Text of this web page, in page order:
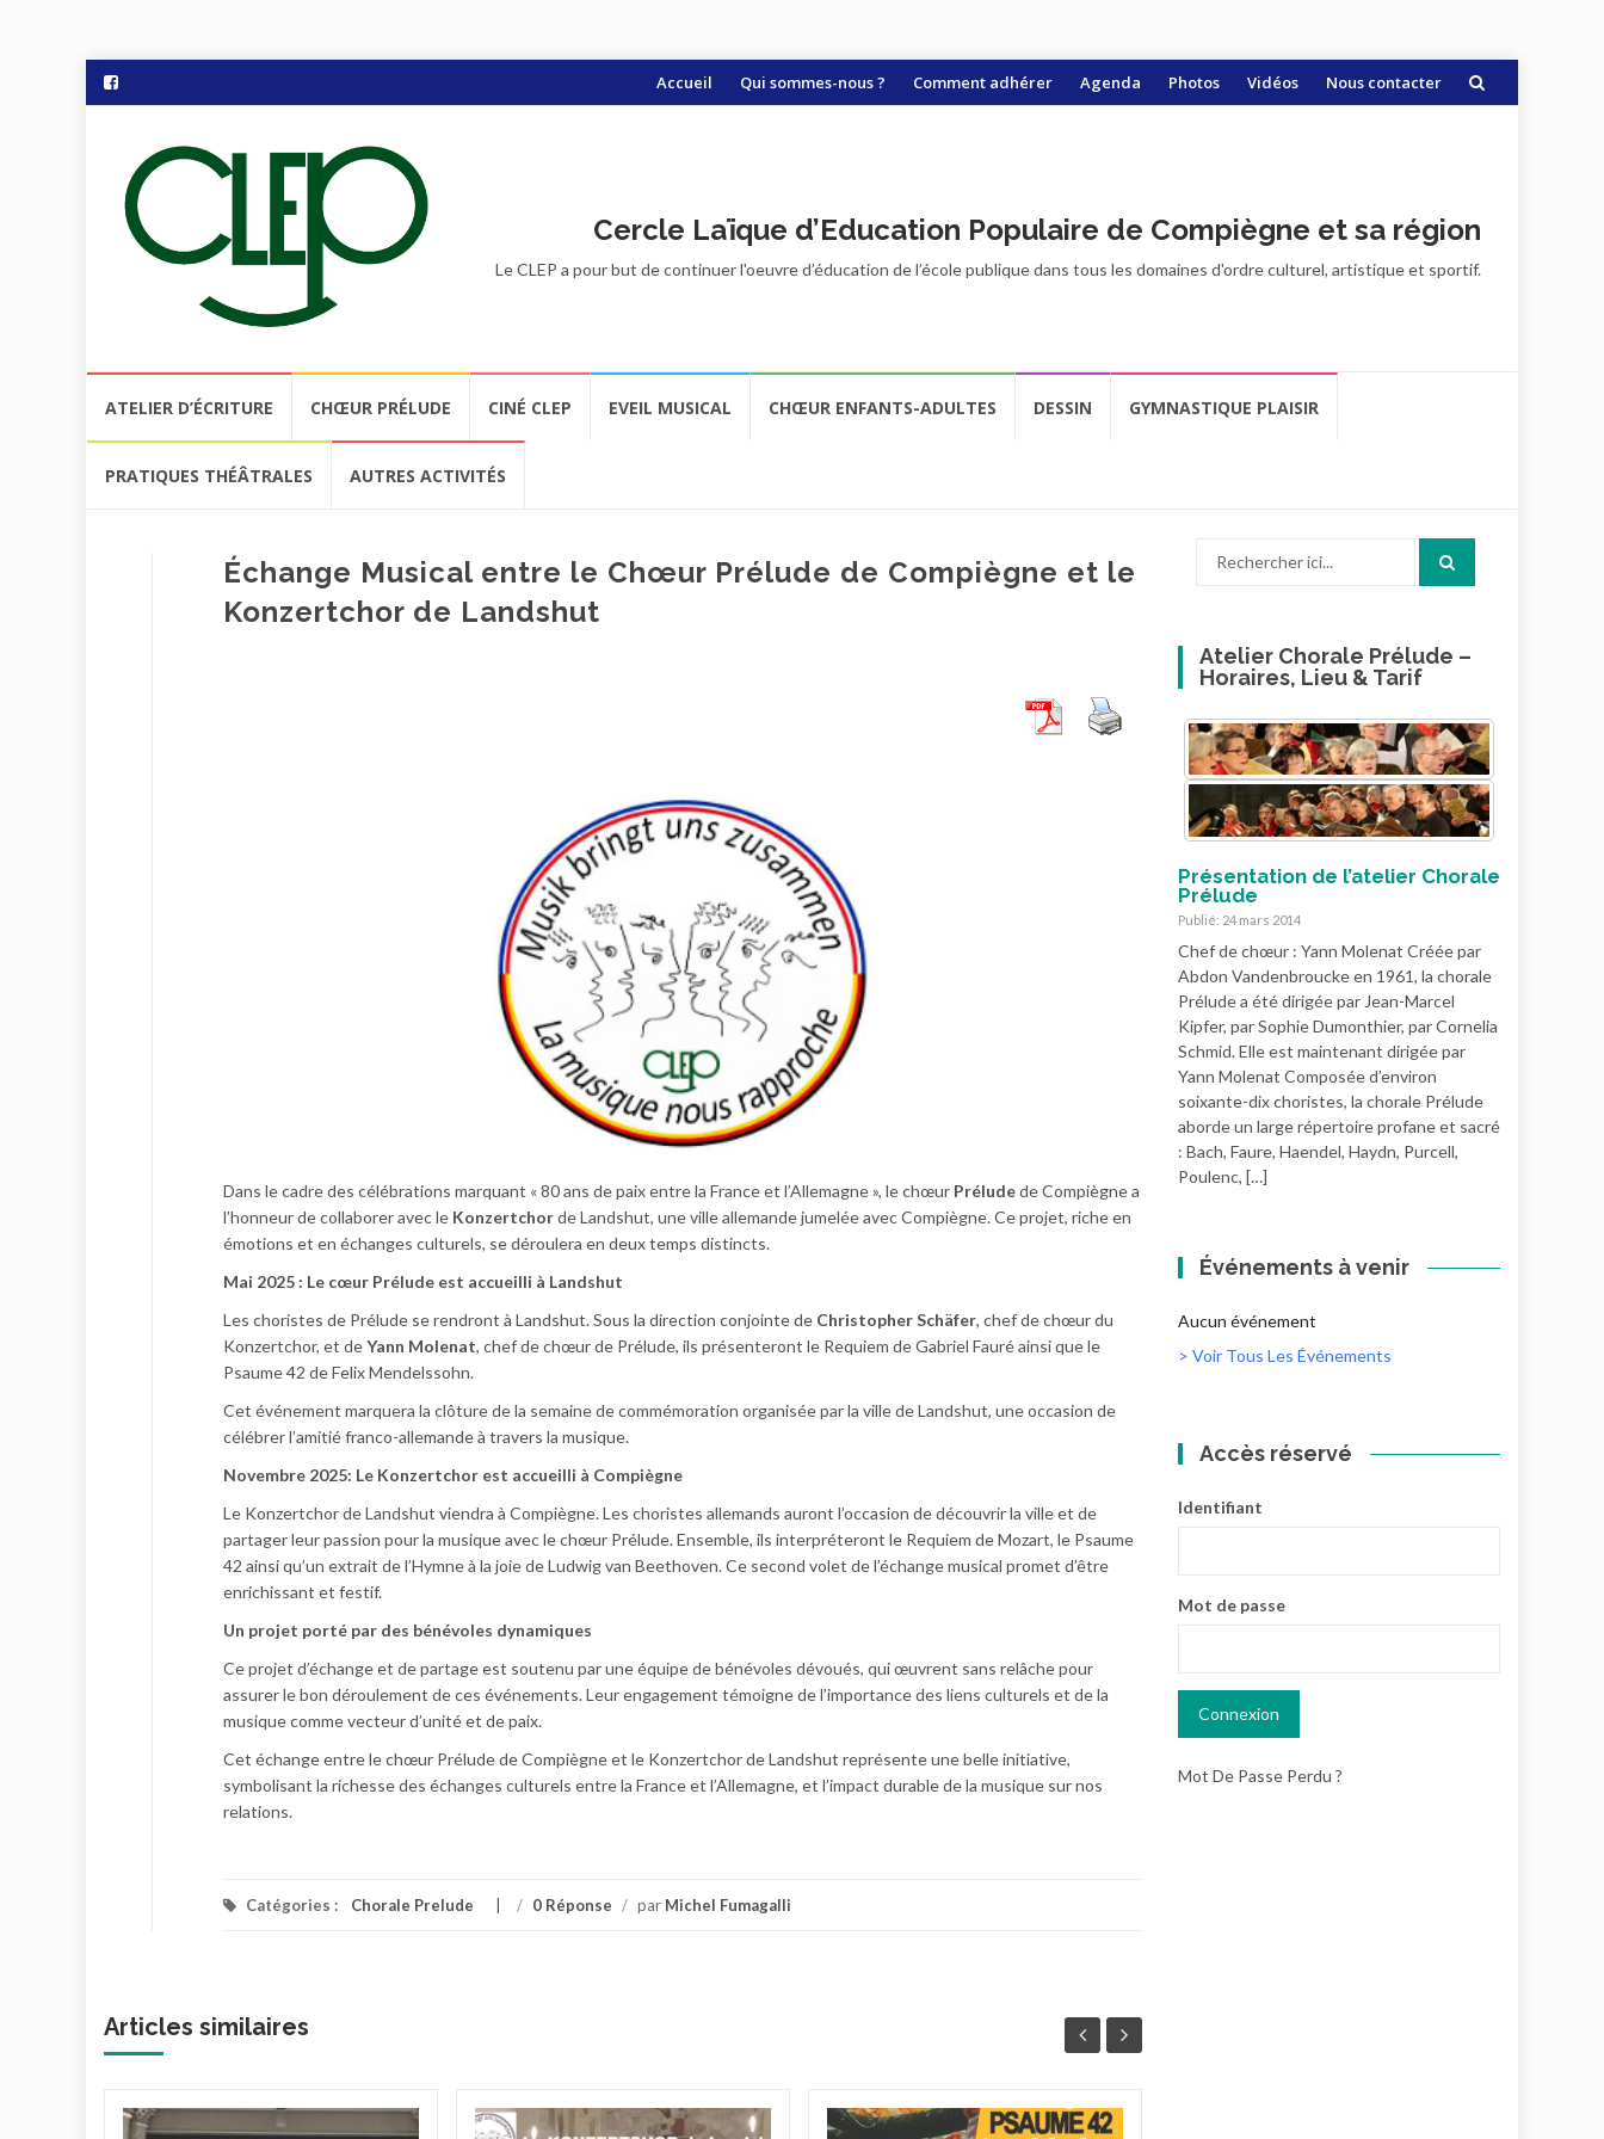
Aller
Accueil Qui sommes-nous ? Comment adhérer Agenda Photos Vidéos Nous contacter
Cercle Laïque d’Education Populaire de Compiègne et sa région
Le CLEP a pour but de continuer l'oeuvre d’éducation de l’école publique dans tous les domaines d'ordre culturel, artistique et sportif.
contenu
ATELIER D’ÉCRITURE CHŒUR PRÉLUDE CINÉ CLEP EVEIL MUSICAL CHŒUR ENFANTS-ADULTES DESSIN GYMNASTIQUE PLAISIR
PRATIQUES THÉÂTRALES AUTRES ACTIVITÉS
Échange Musical entre le Chœur Prélude de Compiègne et le
Konzertchor de Landshut
Dans le cadre des célébrations marquant « 80 ans de paix entre la France et l’Allemagne », le chœur Préludede Compiègne a
l’honneur de collaborer avec le Konzertchorde Landshut, une ville allemande jumelée avec Compiègne. Ce projet, riche en
émotions et en échanges culturels, se déroulera en deux temps distincts.
Mai 2025 : Le cœur Prélude est accueilli à Landshut
Les choristes de Prélude se rendront à Landshut. Sous la direction conjointe de Christopher Schäfer, chef de chœur du
Konzertchor, et deYann Molenat, chef de chœur de Prélude, ils présenteront le Requiem de Gabriel Fauré ainsi que le
Psaume 42 de Felix Mendelssohn.
Cet événement marquera la clôture de la semaine de commémoration organisée par la ville de Landshut, une occasion de
célébrer l’amitié franco-allemande à travers la musique.
Novembre 2025: Le Konzertchor est accueilli à Compiègne
Le Konzertchor de Landshut viendra à Compiègne. Les choristes allemands auront l’occasion de découvrir la ville et de
partager leur passion pour la musique avec le chœur Prélude. Ensemble, ils interpréteront le Requiem de Mozart, le Psaume
42 ainsi qu’un extrait de l’Hymne à la joie de Ludwig van Beethoven. Ce second volet de l’échange musical promet d’être
enrichissant et festif.
Un projet porté par des bénévoles dynamiques
Ce projet d’échange et de partage est soutenu par une équipe de bénévoles dévoués, qui œuvrent sans relâche pour
assurer le bon déroulement de ces événements. Leur engagement témoigne de l’importance des liens culturels et de la
musique comme vecteur d’unité et de paix.
Cet échange entre le chœur Prélude de Compiègne et le Konzertchor de Landshut représente une belle initiative,
symbolisant la richesse des échanges culturels entre la France et l’Allemagne, et l’impact durable de la musique sur nos
relations.
Catégories : Chorale Prelude / 0 Réponse / par Michel Fumagalli
Articles similaires
Atelier Chorale Prélude –
Horaires, Lieu & Tarif
Présentation de l’atelier Chorale
Prélude
Publié: 24 mars 2014
Chef de chœur : Yann Molenat Créée par
Abdon Vandenbroucke en 1961, la chorale
Prélude a été dirigée par Jean-Marcel
Kipfer, par Sophie Dumonthier, par Cornelia
Schmid. Elle est maintenant dirigée par
Yann Molenat Composée d’environ
soixante-dix choristes, la chorale Prélude
aborde un large répertoire profane et sacré
: Bach, Faure, Haendel, Haydn, Purcell,
Poulenc, […]
Événements à venir
Aucun événement
> Voir Tous Les Événements
Accès réservé
Identifiant
Mot de passe
Mot De Passe Perdu ?